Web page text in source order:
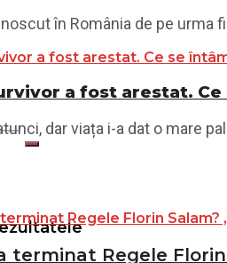
în România de pe urma
a fost arestat.
dar viața i-a dat o mare
terminat Regele